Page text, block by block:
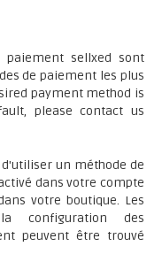
paiement sellxed sont
de paiement les plus
payment method is
please contact us
un méthode de
dans votre compte
votre boutique. Les
configuration des
peuvent être trouvé